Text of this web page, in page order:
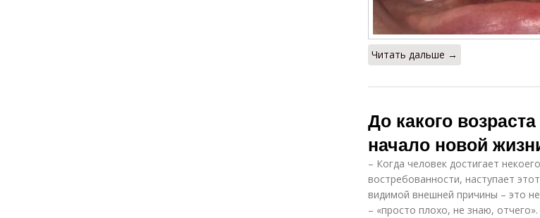
Читать дальше →
До какого
начало новой
– Когда человек достигает
востребованности, наступает
видимой внешней причины – это
– «просто плохо, не знаю, отчего».